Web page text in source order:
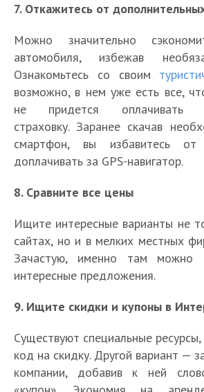
7. Откажитесь от
Можно значительно
автомобиля, избежав
Ознакомьтесь со своим
возможно, в нем уже есть все,
не придется оплачивать
страховку. Заранее скачав
смартфон, вы избавитесь от
доплачивать за GPS-навигатор.
8. Сравните все цены
Ищите интересные варианты не
сайтах, но и в мелких местных
Зачастую, именно там можно
интересные предложения.
9. Ищите скидки и купоны в
Существуют специальные
код на скидку. Другой вариант —
компании, добавив к ней